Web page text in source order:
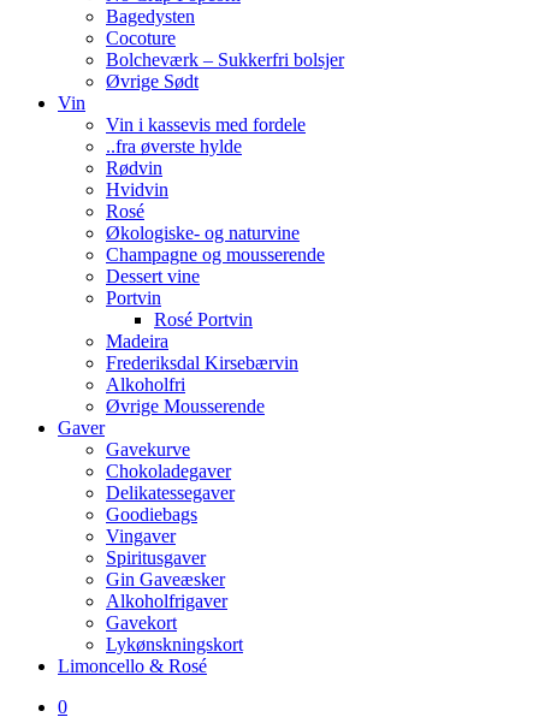
Bagedysten
Cocoture
Bolcheværk – Sukkerfri bolsjer
Øvrige Sødt
Vin
Vin i kassevis med fordele
..fra øverste hylde
Rødvin
Hvidvin
Rosé
Økologiske- og naturvine
Champagne og mousserende
Dessert vine
Portvin
Rosé Portvin
Madeira
Frederiksdal Kirsebærvin
Alkoholfri
Øvrige Mousserende
Gaver
Gavekurve
Chokoladegaver
Delikatessegaver
Goodiebags
Vingaver
Spiritusgaver
Gin Gaveæsker
Alkoholfrigaver
Gavekort
Lykønskningskort
Limoncello & Rosé
0